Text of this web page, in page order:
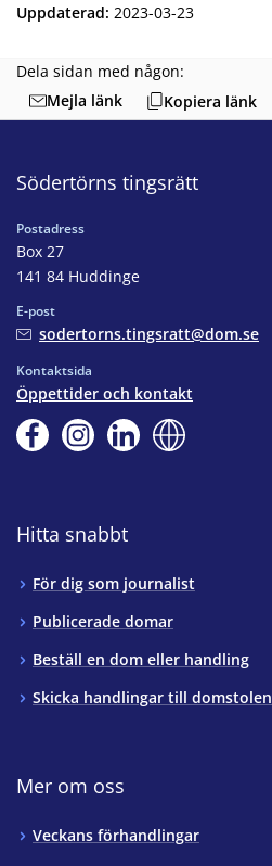
Uppdaterad: 2023-03-23
Dela sidan med någon:
Mejla länk
Kopiera länk
Södertörns tingsrätt
Postadress
Box 27
141 84 Huddinge
E-post
sodertorns.tingsratt@dom.se
Kontaktsida
Öppettider och kontakt
Hitta snabbt
För dig som journalist
Publicerade domar
Beställ en dom eller handling
Skicka handlingar till domstolen
Mer om oss
Veckans förhandlingar